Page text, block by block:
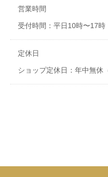
営業時間
受付時間：平日10時〜17時
定休日
ショップ定休日：年中無休